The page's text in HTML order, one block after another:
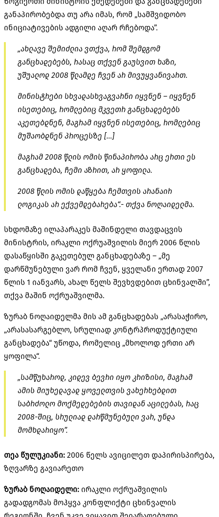
განაპირობებდა თუ არა იმას, რომ „სამშვიდობო
ინიციატივების ადგილი აღარ რჩებოდა”.
„ახლავე შემიძლია ვთქვა, რომ შემდგომ
განცხადებებს, რასაც თქვენ გაუსვით ხაზი,
უშუალოდ 2008 წლამდე ჩვენ არ მივუყვანივართ.
მინისტრები სხვადასხვაგვარნი იყვნენ – იყვნენ
ისეთებიც, რომლებიც მკვეთრ განცხადებებს
აკეთებდნენ, მაგრამ იყვნენ ისეთებიც, რომლებიც
მუშაობდნენ პროცესზე […]
მაგრამ 2008 წლის ომის წინაპირობა არც ერთი ეს
განცხადება, ჩემი აზრით, არ ყოფილა.
2008 წლის ომის დაწყება ჩემთვის არანაირ
ლოგიკას არ ექვემდებარება“.- თქვა ნოღაიდელმა.
სხდომაზე ილაპარაკეს მაშინდელი თავდაცვის
მინისტრის, ირაკლი ოქრუაშვილის მიერ 2006 წლის
დასაწყისში გაკეთებულ განცხადებაზე – „მე
დარწმუნებული ვარ რომ ჩვენ, ყველანი ერთად 2007
წლის 1 იანვარს, ახალ წელს შევხვდებით ცხინვალში”,
თქვა მაშინ ოქრუაშვილმა.
ზურაბ ნოღაიდელმა მის ამ განცხადებას „არასაჭირო,
„არასასარგებლო, სრულიად კონტრპროდუქტიული
განცხადება“ უწოდა, რომელიც „მხოლოდ ერთი არ
ყოფილა“.
„სამწუხაროდ, კიდევ ბევრი იყო კრიზისი, მაგრამ
ამის მიუხედავად ყოველთვის ვახერხებდით
საბრძოლო მოქმედებების თავიდან აცილებას, რაც
2008-შიც, სრულიად დარწმუნებული ვარ, უნდა
მომხდარიყო”.
თეა წულუკიანი: 2006 წელს ავიცილეთ დაპირისპირება,
ზღვარზე გავიარეთო
ზურაბ ნოღაიდელი: ირაკლი ოქრუაშვილის
გადადგომას მოჰყვა კონფლიქტი ცხინვალის